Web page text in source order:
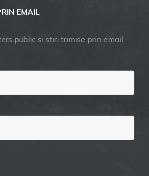
EMAIL
public si stiri trimise prin email